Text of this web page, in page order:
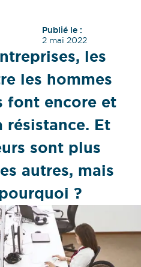
Publié le :
2 mai 2022
les
les hommes
font encore et
Et
sont plus
autres, mais
?